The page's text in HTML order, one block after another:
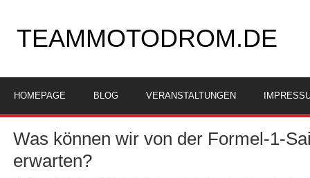
TEAMMOTODROM.DE
HOMEPAGE BLOG VERANSTALTUNGEN
Was können wir von der Formel-1-
erwarten?